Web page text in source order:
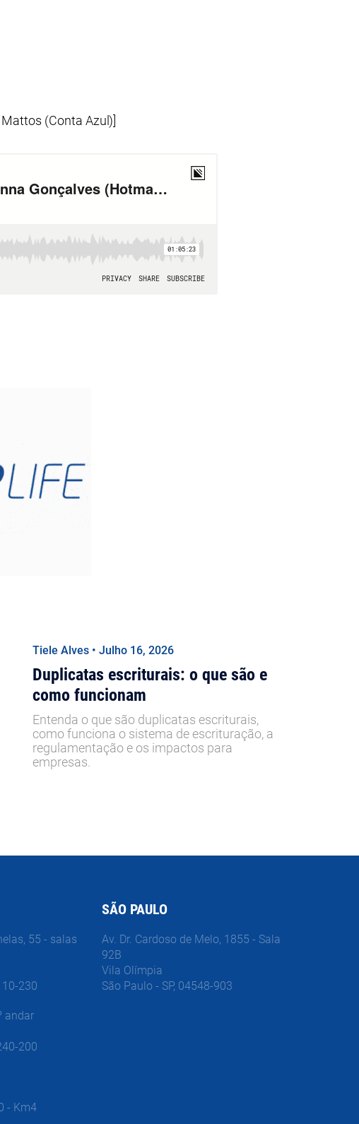
(Conta Azul)]
Tiele Alves • Julho 16, 2026
Duplicatas escriturais: o que são e
como funcionam
Entenda o que são duplicatas escriturais,
como funciona o sistema de escrituração, a
regulamentação e os impactos para
empresas.
55 - salas
230
andar
200
- Km4
SÃO PAULO
Av. Dr. Cardoso de Melo, 1855 - Sala
92B
Vila Olímpia
São Paulo - SP, 04548-903